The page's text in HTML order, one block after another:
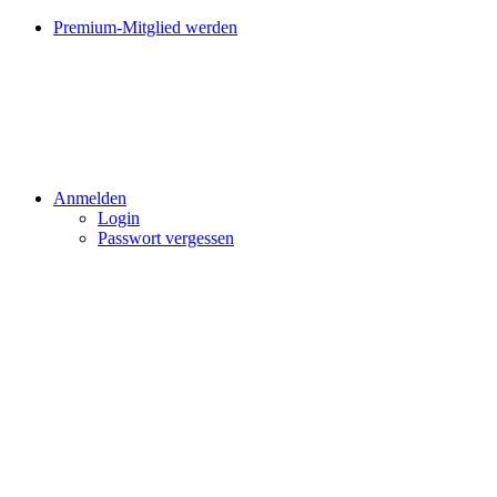
Premium-Mitglied werden
Anmelden
Login
Passwort vergessen